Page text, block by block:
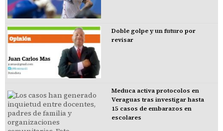
Doble golpe y un futuro por
revisar
Meduca activa protocolos en
Veraguas tras investigar hasta
15 casos de embarazos en
escolares